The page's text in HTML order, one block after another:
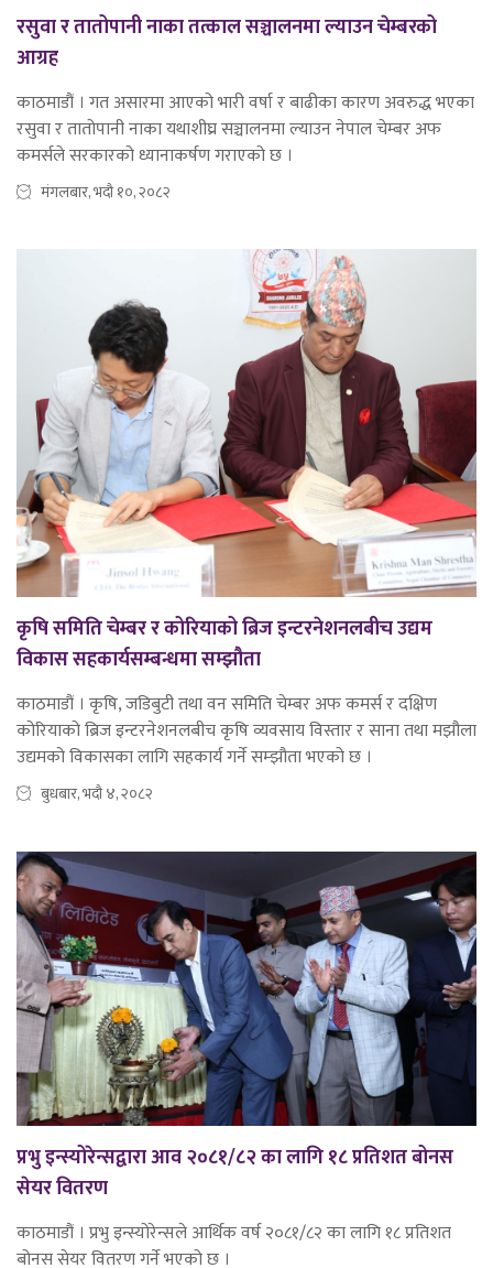
रसुवा र तातोपानी नाका तत्काल सञ्चालनमा ल्याउन चेम्बरको
आग्रह
काठमाडौं । गत असारमा आएको भारी वर्षा र बाढीका कारण अवरुद्ध भएका
रसुवा र तातोपानी नाका यथाशीघ्र सञ्चालनमा ल्याउन नेपाल चेम्बर अफ
कमर्सले सरकारको ध्यानाकर्षण गराएको छ ।
मंगलबार, भदौ १०, २०८२
कृषि समिति चेम्बर र कोरियाको ब्रिज इन्टरनेशनलबीच उद्यम
विकास सहकार्यसम्बन्धमा सम्झौता
काठमाडौं । कृषि, जडिबुटी तथा वन समिति चेम्बर अफ कमर्स र दक्षिण
कोरियाको ब्रिज इन्टरनेशनलबीच कृषि व्यवसाय विस्तार र साना तथा मझौला
उद्यमको विकासका लागि सहकार्य गर्ने सम्झौता भएको छ ।
बुधबार, भदौ ४, २०८२
प्रभु इन्स्योरेन्सद्वारा आव २०८१/८२ का लागि १८ प्रतिशत बोनस
सेयर वितरण
काठमाडौं । प्रभु इन्स्योरेन्सले आर्थिक वर्ष २०८१/८२ का लागि १८ प्रतिशत
बोनस सेयर वितरण गर्ने भएको छ ।